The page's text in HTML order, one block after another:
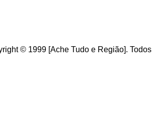
© 1999 [Ache Tudo e Região].